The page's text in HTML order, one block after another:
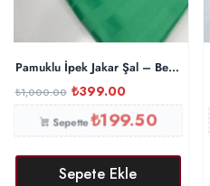
Pamuklu İpek Jakar Şal – Benetton
₺1,000.00 ₺399.00
Sepette₺199.50
Sepete Ekle